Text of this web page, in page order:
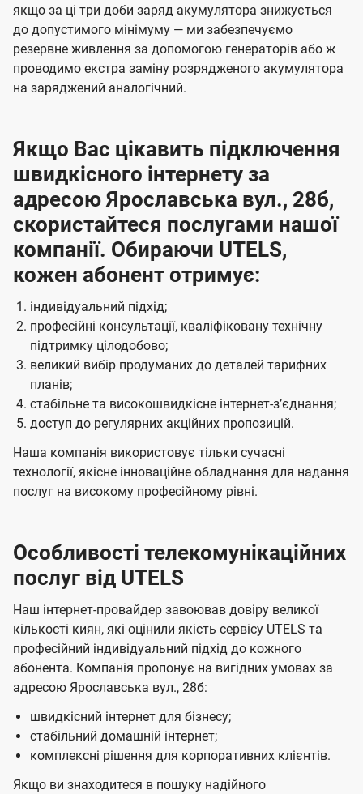
якщо за ці три доби заряд акумулятора знижується
до допустимого мінімуму — ми забезпечуємо
резервне живлення за допомогою генераторів або ж
проводимо екстра заміну розрядженого акумулятора
на заряджений аналогічний.
Якщо Вас цікавить підключення
швидкісного інтернету за
адресою Ярославська вул., 28б,
скористайтеся послугами нашої
компанії. Обираючи UTELS,
кожен абонент отримує:
індивідуальний підхід;
професійні консультації, кваліфіковану технічну
підтримку цілодобово;
великий вибір продуманих до деталей тарифних
планів;
стабільне та високошвидкісне інтернет-зʼєднання;
доступ до регулярних акційних пропозицій.
Наша компанія використовує тільки сучасні
технології, якісне інноваційне обладнання для надання
послуг на високому професійному рівні.
Особливості телекомунікаційних
послуг від UTELS
Наш інтернет-провайдер завоював довіру великої
кількості киян, які оцінили якість сервісу UTELS та
професійний індивідуальний підхід до кожного
абонента. Компанія пропонує на вигідних умовах за
адресою Ярославська вул., 28б:
швидкісний інтернет для бізнесу;
стабільний домашній інтернет;
комплексні рішення для корпоративних клієнтів.
Якщо ви знаходитеся в пошуку надійного